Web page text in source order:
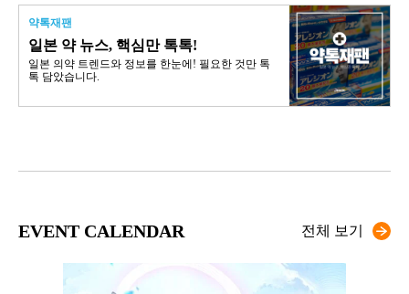
약톡재팬
일본 약 뉴스, 핵심만 톡톡!
일본 의약 트렌드와 정보를 한눈에! 필요한 것만 톡
톡 담았습니다.
EVENT CALENDAR 전체 보기